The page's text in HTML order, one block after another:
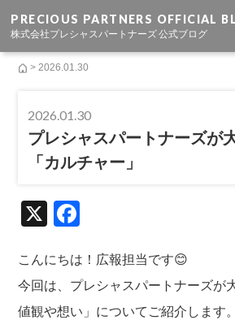
PRECIOUS PARTNERS OFFICIAL
株式会社プレシャスパートナーズ 公式ブログ
> 2026.01.30
2026.01.30
プレシャスパートナーズが
「カルチャー」
X
c
e
b
こんにちは！広報担当です😊
今回は、プレシャスパートナーズが
値観や想い」についてご紹介します。